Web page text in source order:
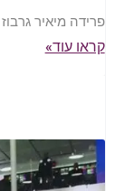
פרידה מיאיר
קראו עוד»